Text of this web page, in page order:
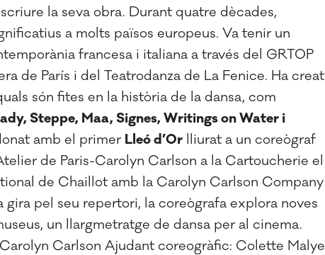
la seva obra. Durant quatre dècades,
a molts països europeus. Va tenir un
francesa i italiana a través del GRTOP
de París i del Teatrodanza de La Fenice. Ha creat
són fites en la història de la dansa, com
Steppe, Maa, Signes, Writings on Water i
amb el primer Lleó d’Or lliurat a un coreògraf
de Paris-Carolyn Carlson a la Cartoucherie el
de Chaillot amb la Carolyn Carlson Company
pel seu repertori, la coreògrafa explora noves
un llargmetratge de dansa per al cinema.
Carlson Ajudant coreogràfic: Colette Malye